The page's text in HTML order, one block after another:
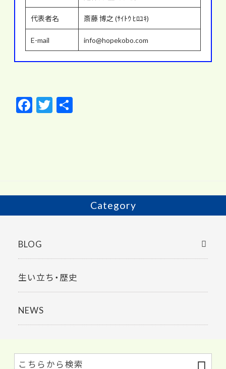
代表者名 斎藤 博之 (ｻｲﾄｳ ﾋﾛﾕｷ)
E-mail info@hopekobo.com
F
ac
k
T
w
Category
BLOG
生い立ち・歴史
NEWS